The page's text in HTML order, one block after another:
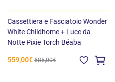
Cassettiera e Fasciatoio Wonder
White Childhome + Luce da
Notte Pixie Torch Béaba
559,00€ 685,00€